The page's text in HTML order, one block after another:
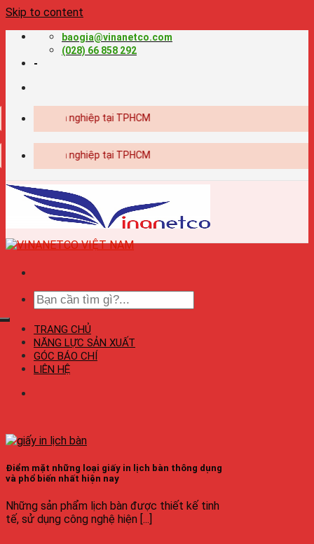
Skip to content
baogia@vinanetco.com
(028) 66 858 292
-
chuyên nghiệp tại TPHCM
chuyên nghiệp tại TPHCM
TRANG CHỦ
NĂNG LỰC SẢN XUẤT
GÓC BÁO CHÍ
LIÊN HỆ
Điểm mặt những loại giấy in lịch bàn thông dụng
và phổ biến nhất hiện nay
Những sản phẩm lịch bàn được thiết kế tinh
tế, sử dụng công nghệ hiện [...]